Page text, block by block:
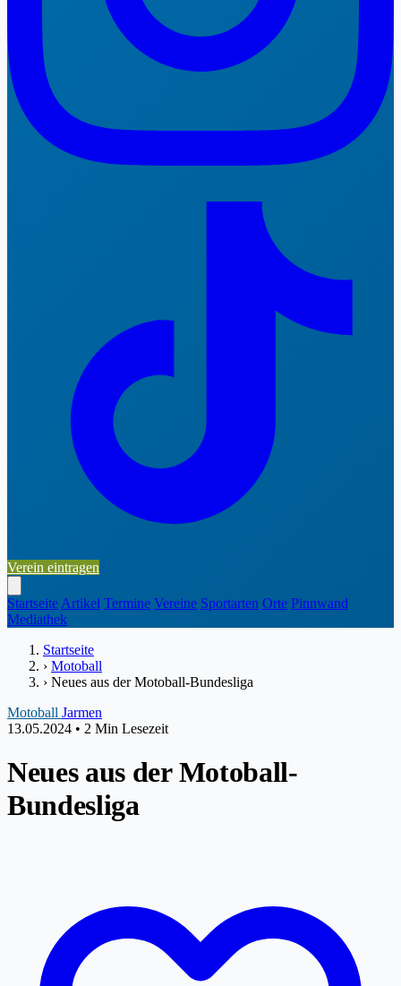
Verein eintragen
Startseite Artikel Termine Vereine Sportarten Orte Pinnwand
Mediathek
Startseite
› Motoball
› Neues aus der Motoball-Bundesliga
Motoball Jarmen
13.05.2024 • 2 Min Lesezeit
Neues aus der Motoball-
Bundesliga